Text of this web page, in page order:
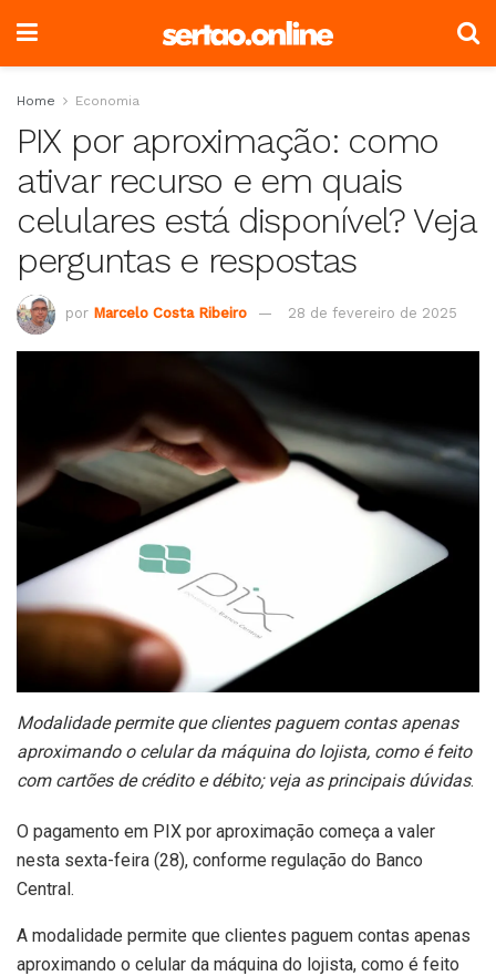
Home Economia
PIX por aproximação: como
ativar recurso e em quais
celulares está disponível? Veja
perguntas e respostas
por Marcelo Costa Ribeiro 28 de fevereiro de 2025
Modalidade permite que clientes paguem contas apenas
aproximando o celular da máquina do lojista, como é feito
com cartões de crédito e débito; veja as principais dúvidas.
O pagamento em PIX por aproximação começa a valer
nesta sexta-feira (28), conforme regulação do Banco
Central.
A modalidade permite que clientes paguem contas apenas
aproximando o celular da máquina do lojista, como é feito